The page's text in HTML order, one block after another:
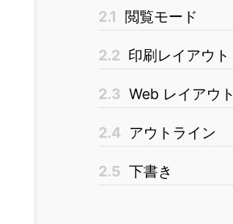
2.1 閲覧モード
2.2 印刷レイアウト
2.3 Web レイアウト
2.4 アウトライン
2.5 下書き